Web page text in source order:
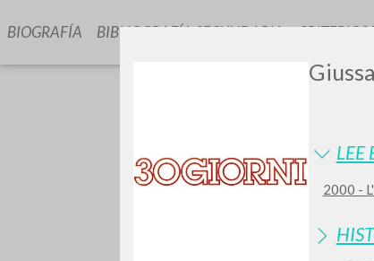
LEE
2000 -
BIOGRAFÍA BIBLIOGRAFÍA SECUNDARIA CRITERIOS